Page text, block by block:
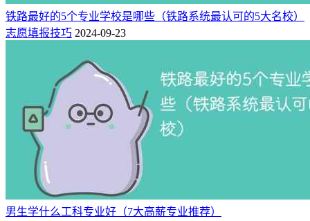
薪资与需求表现亮眼：AI产业链数据工程师岗位增速45.7%，
机器人算法工程师月薪23335元，算法工程师月薪20035元。但
行业已现两极分化——AI编程工具渗透率超40%，初级程序员
替代率高达85%；而高端人才缺口持续扩大，2025年前10个月
新发AI岗位同比暴涨543%，大模型算法岗供需比仅0.3。
核心竞争力：“会写代码”已成基础，“能解决实际问题”才是硬
实力。AI算法、网络安全、软硬件复合型人才最稀缺，应届
硕士在AI算法领域起薪25-35万元，头部企业可达40万元以
机械设计制造及其自动化
别再认为机械专业就是“进厂拧螺丝”！如今它已升级为机械
铁路最好的5个专业学校是哪些（铁路系统最认可的5大名校）
志愿填报技巧 2024-09-23
男生学什么工科专业好（7大高薪专业推荐）